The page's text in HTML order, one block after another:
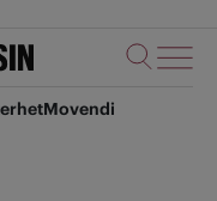
Movendi